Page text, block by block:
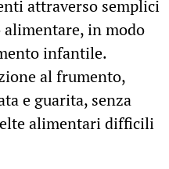
attraverso semplici
in modo
infantile.
al frumento,
e guarita, senza
alimentari difficili